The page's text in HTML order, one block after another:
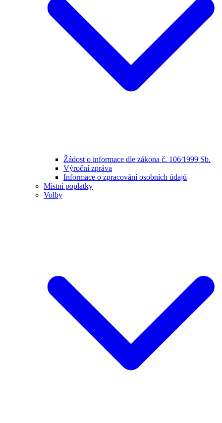
Žádost o informace dle zákona č. 106⁄1999 Sb.
Výroční zpráva
Informace o zpracování osobních údajů
Místní poplatky
Volby